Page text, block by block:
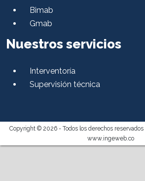
Bimab
Gmab
Nuestros servicios
Interventoría
Supervisión técnica
Copyright © 2026 - Todos los derechos reservados |
www.ingeweb.co